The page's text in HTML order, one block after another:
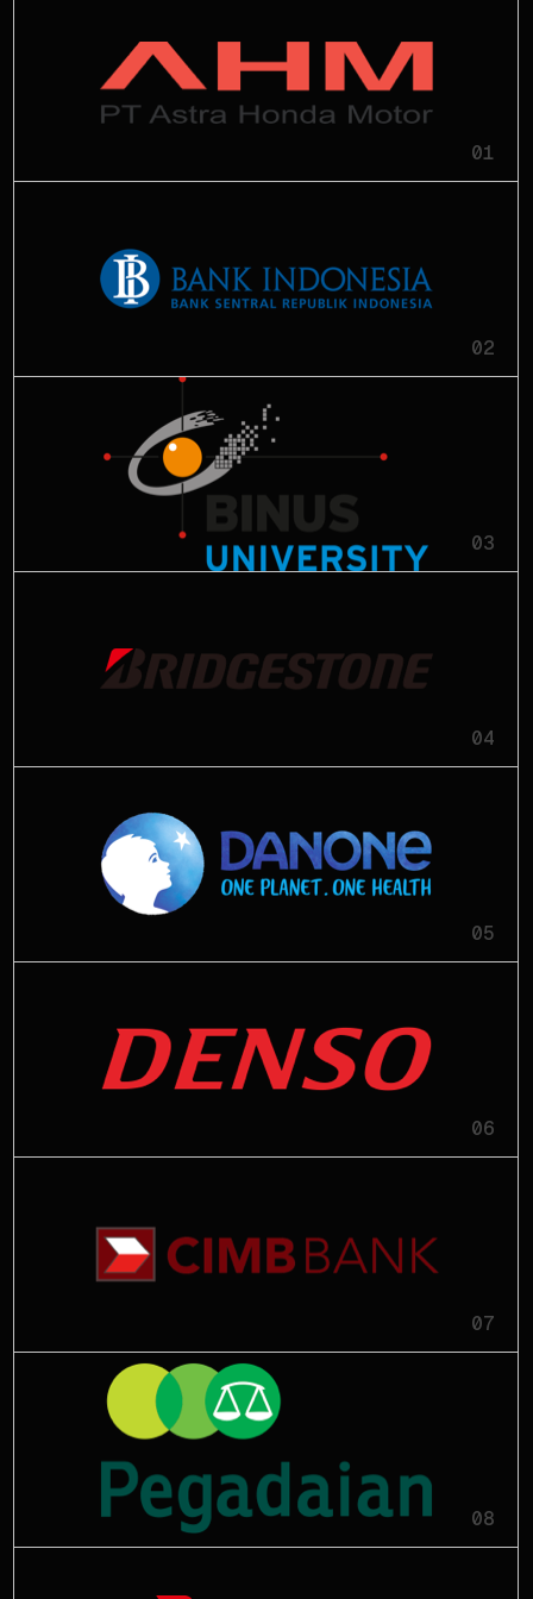
01
02
03
04
05
06
07
08